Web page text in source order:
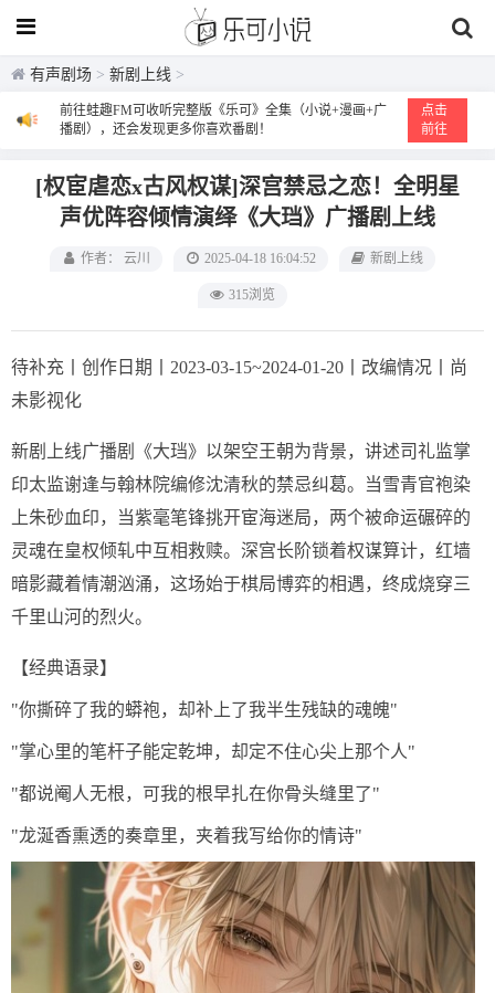
有声剧场 > 新剧上线 >
前往蛙趣FM可收听完整版《乐可》全集（小说+漫画+广
播剧），还会发现更多你喜欢番剧！
点击
前往
[权宦虐恋x古风权谋]深宫禁忌之恋！全明星
声优阵容倾情演绎《大珰》广播剧上线
作者： 云川 2025-04-18 16:04:52 新剧上线
315浏览
待补充丨创作日期丨2023-03-15~2024-01-20丨改编情况丨尚
未影视化
新剧上线广播剧《大珰》以架空王朝为背景，讲述司礼监掌
印太监谢逢与翰林院编修沈清秋的禁忌纠葛。当雪青官袍染
上朱砂血印，当紫毫笔锋挑开宦海迷局，两个被命运碾碎的
灵魂在皇权倾轧中互相救赎。深宫长阶锁着权谋算计，红墙
暗影藏着情潮汹涌，这场始于棋局博弈的相遇，终成烧穿三
千里山河的烈火。
【经典语录】
"你撕碎了我的蟒袍，却补上了我半生残缺的魂魄"
"掌心里的笔杆子能定乾坤，却定不住心尖上那个人"
"都说阉人无根，可我的根早扎在你骨头缝里了"
"龙涎香熏透的奏章里，夹着我写给你的情诗"